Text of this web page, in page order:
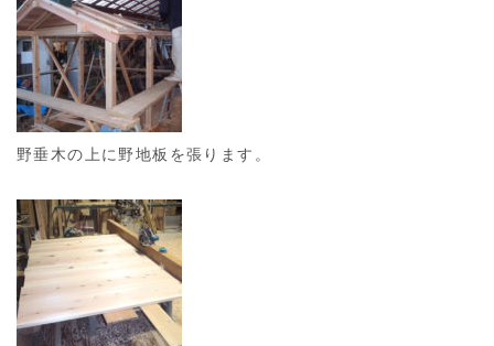
野垂木の上に野地板を張ります。